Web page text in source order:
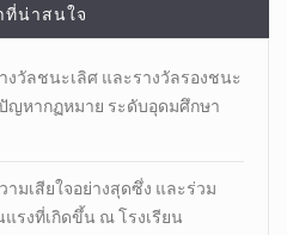
ที่น่าสนใจ
วัลชนะเลิศ และรางวัลรองชนะ
ญหากฏหมาย ระดับอุดมศึกษา
มเสียใจอย่างสุดซึ่ง และร่วม
รงที่เกิดขึ้น ณ โรงเรียน